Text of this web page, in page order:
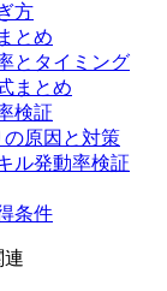
方
とめ
とタイミング
まとめ
検証
の原因と対策
ル発動率検証
条件
連